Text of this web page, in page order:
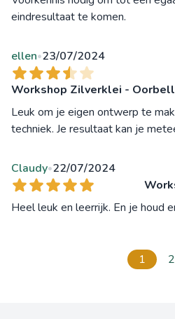
eindresultaat te komen.
ellen•23/07/2024
Workshop Zilverklei -
Leuk om je eigen ontwerp te
techniek. Je resultaat kan je
Claudy•22/07/2024
Heel leuk en leerrijk. En je houd
1 2